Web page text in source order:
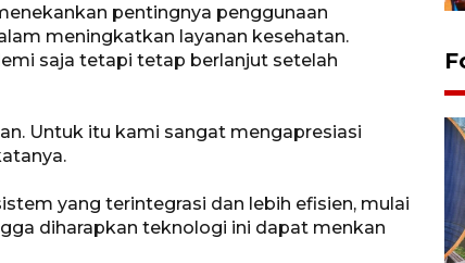
pentingnya penggunaan
meningkatkan layanan kesehatan.
saja tetapi tetap berlanjut setelah
Untuk itu kami sangat mengapresiasi
yang terintegrasi dan lebih efisien, mulai
diharapkan teknologi ini dapat menkan